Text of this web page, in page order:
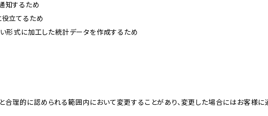
知するため
役立てるため
い形式に加工した統計データを作成するため
合理的に認められる範囲内において変更することがあり、変更した場合にはお客様